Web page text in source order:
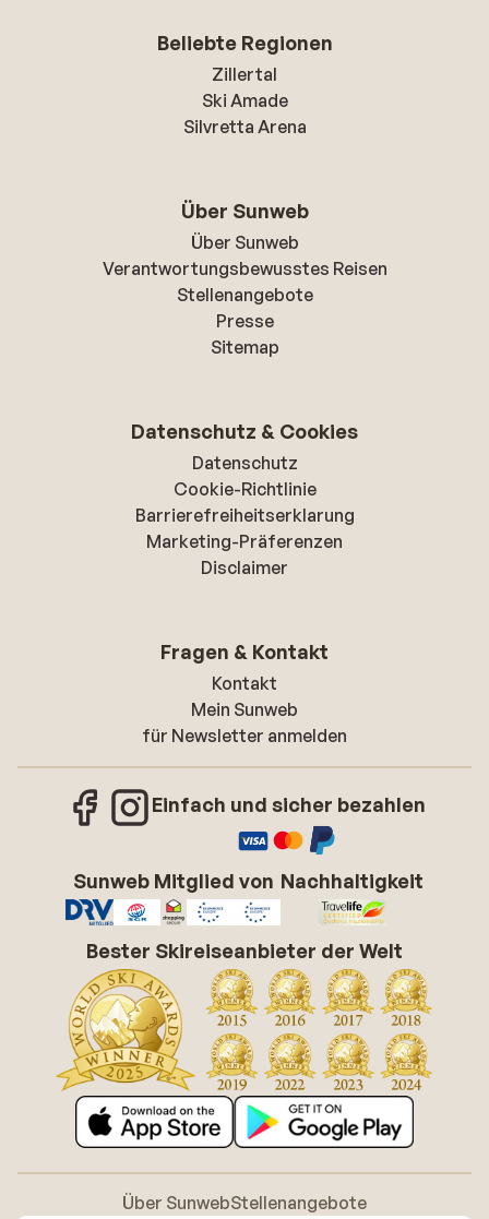
Beliebte Regionen
Zillertal
Ski Amade
Silvretta Arena
Über Sunweb
Über Sunweb
Verantwortungsbewusstes Reisen
Stellenangebote
Presse
Sitemap
Datenschutz & Cookies
Datenschutz
Cookie-Richtlinie
Barrierefreiheitserklarung
Marketing-Präferenzen
Disclaimer
Fragen & Kontakt
Kontakt
Mein Sunweb
für Newsletter anmelden
Einfach und sicher bezahlen
Sunweb Mitglied von Nachhaltigkeit
Bester Skireiseanbieter der Welt
Über SunwebStellenangebote